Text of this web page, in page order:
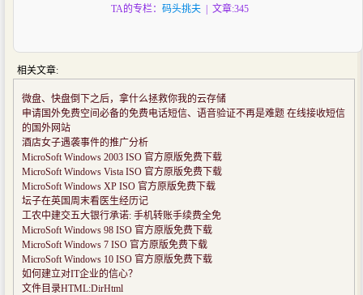
TA的专栏： 码头挑夫 | 文章:345
相关文章:
微盘、快盘倒下之后，拿什么拯救你我的云存储
申请国外免费空间必备的免费电话短信、语音验证不再是难题 在线接收短信
的国外网站
酒店女子遇袭事件的推广分析
MicroSoft Windows 2003 ISO 官方原版免费下载
MicroSoft Windows Vista ISO 官方原版免费下载
MicroSoft Windows XP ISO 官方原版免费下载
坛子在英国周末看医生经历记
工农中建交五大银行承诺: 手机转账手续费全免
MicroSoft Windows 98 ISO 官方原版免费下载
MicroSoft Windows 7 ISO 官方原版免费下载
MicroSoft Windows 10 ISO 官方原版免费下载
如何建立对IT企业的信心？
文件目录HTML:DirHtml